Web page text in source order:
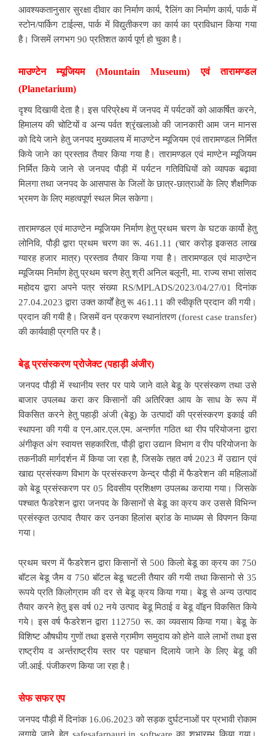
आवश्यकतानुसार सुरक्षा दीवार का निर्माण कार्य, रैलिंग का निर्माण कार्य, पार्क में
स्टोन/पार्किग टाईल्स, पार्क में विद्युतीकरण का कार्य का प्राविधान किया गया
है। जिसमें लगभग 90 प्रतिशत कार्य पूर्ण हो चुका है।
माउण्टेन म्यूजियम (Mountain Museum) एवं तारामण्डल
(Planetarium)
दृश्य दिखायी देता है। इस परिप्रेक्ष्य में जनपद में पर्यटकों को आकर्षित करने,
हिमालय की चोटियों व अन्य पर्वत श्रृंखलाओ की जानकारी आम जन मानस
को दिये जाने हेतु जनपद मुख्यालय में माउण्टेन म्यूजियम एवं तारामण्डल निर्मित
किये जाने का प्रस्ताव तैयार किया गया है। तारामण्डल एवं माण्टेन म्यूजियम
निर्मित किये जाने से जनपद पौड़ी में पर्यटन गतिविधियों को व्यापक बढ़ावा
मिलगा तथा जनपद के आसपास के जिलों के छात्र-छात्राओं के लिए शैक्षणिक
भ्रमण के लिए महत्वपूर्ण स्थल मिल सकेगा।
तारामण्डल एवं माउण्टेन म्यूजियम निर्माण हेतु प्रथम चरण के घटक कार्यो हेतु
लोनिवि, पौड़ी द्वारा प्रथम चरण का रू. 461.11 (चार करोड़ इकसठ लाख
ग्यारह हजार मात्र) प्रस्ताव तैयार किया गया है। तारामण्डल एवं माउण्टेन
म्यूजियम निर्माण हेतु प्रथम चरण हेतु श्री अनिल बलूनी, मा. राज्य सभा सांसद
महोदय द्वारा अपने पत्र संख्या RS/MPLADS/2023/04/27/01 दिनांक
27.04.2023 द्वारा उक्त कार्यों हेतु रू 461.11 की स्वीकृति प्रदान की गयी।
प्रदान की गयी है। जिसमें वन प्रकरण स्थानांतरण (forest case transfer)
की कार्यवाही प्रगति पर है।
बेडू प्रसंस्करण प्रोजेक्ट (पहाड़ी अंजीर)
जनपद पौड़ी में स्थानीय स्तर पर पाये जाने वाले बेडू के प्रसंस्कण तथा उसे
बाजार उपलब्ध करा कर किसानों की अतिरिक्त आय के साध के रूप में
विकसित करने हेतु पहाड़ी अंजी (बेडू) के उत्पादों की प्रसंस्करण इकाई की
स्थापना की गयी व एन.आर.एल.एम. अन्तर्गत गठित था रीप परियोजना द्वारा
अंगीकृत अंग स्वायत्त सहकारिता, पौड़ी द्वारा उद्यान विभाग व रीप परियोजना के
तकनीकी मार्गदर्शन में किया जा रहा है, जिसके तहत वर्ष 2023 में उद्यान एवं
खाद्य प्रसंस्कण विभाग के प्रसंस्करण केन्द्र पौड़ी में फैडरेशन की महिलाओं
को बेडू प्रसंस्करण पर 05 दिवसीय प्रशिक्षण उपलब्ध कराया गया। जिसके
पश्चात फैडरेशन द्वारा जनपद के किसानों से बेडू का क्रय कर उससे विभिन्न
प्रसंस्कृत उत्पाद तैयार कर उनका हिलांस ब्रांड के माध्यम से विपणन किया
गया।
प्रथम चरण में फैडरेशन द्वारा किसानों से 500 किलो बेडू का क्रय का 750
बॉटल बेडू जैम व 750 बॉटल बेडू चटली तैयार की गयी तथा किसानो से 35
रूपये प्रति किलोग्राम की दर से बेडू क्रय किया गया। बेडू से अन्य उत्पाद
तैयार करने हेतु इस वर्ष 02 नये उत्पाद बेडू मिठाई व बेडू वॉइन विकसित किये
गये। इस वर्ष फैडरेशन द्वारा 112750 रू. का व्यवसाय किया गया। बेडू के
विशिष्ट औषधीय गुणों तथा इससे ग्रामीण समुदाय को होने वाले लाभों तथा इस
राष्ट्रीय व अर्न्तराष्ट्रीय स्तर पर पहचान दिलाये जाने के लिए बेडू की
जी.आई. पंजीकरण किया जा रहा है।
सेफ सफर एप
जनपद पौड़ी में दिनांक 16.06.2023 को सड़क दुर्घटनाओं पर प्रभावी रोकाम